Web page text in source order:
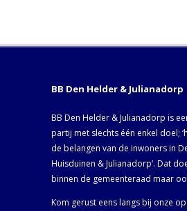
BB Den Helder & Julianadorp
BB Den Helder & Julianadorp is
partij met slechts één enkel doel;
de belangen van de inwoners in
Huisduinen & Julianadorp‘. Dat
binnen de gemeenteraad maar
Kom gerust eens langs bij onze